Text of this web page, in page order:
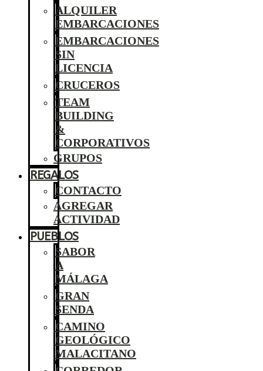
ALQUILER
EMBARCACIONES
EMBARCACIONES
SIN
LICENCIA
CRUCEROS
TEAM
BUILDING
&
CORPORATIVOS
GRUPOS
REGALOS
CONTACTO
AGREGAR
ACTIVIDAD
PUEBLOS
SABOR
A
MÁLAGA
GRAN
SENDA
CAMINO
GEOLÓGICO
MALACITANO